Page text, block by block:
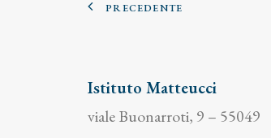
PRECEDENTE
Istituto Matteucci
viale Buonarroti, 9 – 55049